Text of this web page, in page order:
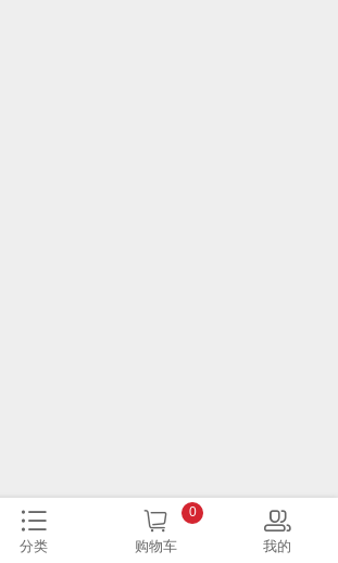
分类 购物车
0
我的